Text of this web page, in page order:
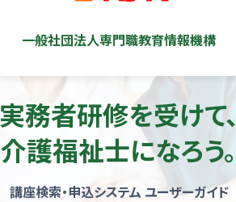
一般社団法人専門職教育情報機構
実務者研修を受けて、
介護福祉士になろう。
講座検索・申込システム ユーザーガイド